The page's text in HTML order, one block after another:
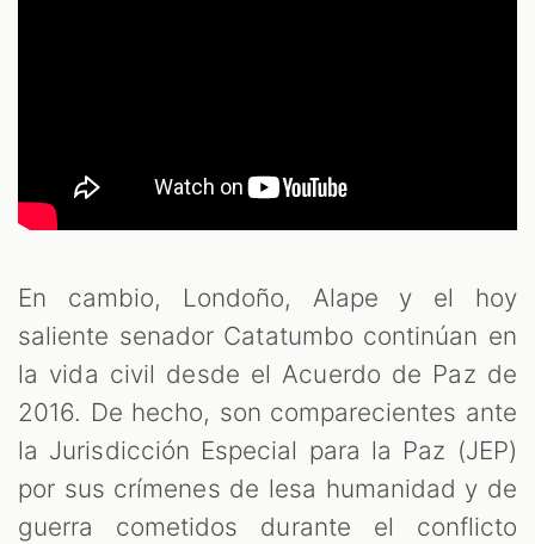
En cambio, Londoño, Alape y el hoy
saliente senador Catatumbo continúan en
la vida civil desde el Acuerdo de Paz de
2016. De hecho, son comparecientes ante
la Jurisdicción Especial para la Paz (JEP)
por sus crímenes de lesa humanidad y de
guerra cometidos durante el conflicto